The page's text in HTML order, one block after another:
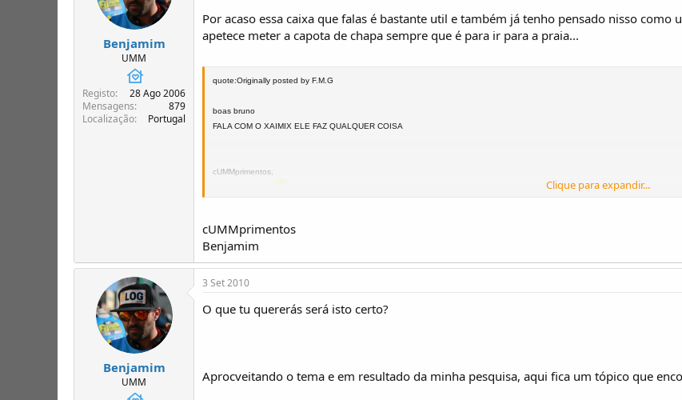
Benjamim
UMM
Registo
28 Ago 2006
Mensagens
879
Localização
Portugal
Por acaso essa caixa que falas é bastante util e também já tenho pensado nisso
apetece meter a capota de chapa sempre que é para ir para a praia...
quote:Originally posted by F.M.G
boas bruno
FALA COM O XAIMIX ELE FAZ QUALQUER COISA
cUMMprimentos,
;
Clique para expandir...
cUMMprimentos
Benjamim
Benjamim
UMM
3 Set 2010
O que tu quererás será isto certo?
Aprocveitando o tema e em resultado da minha pesquisa, aqui fica um tópico que